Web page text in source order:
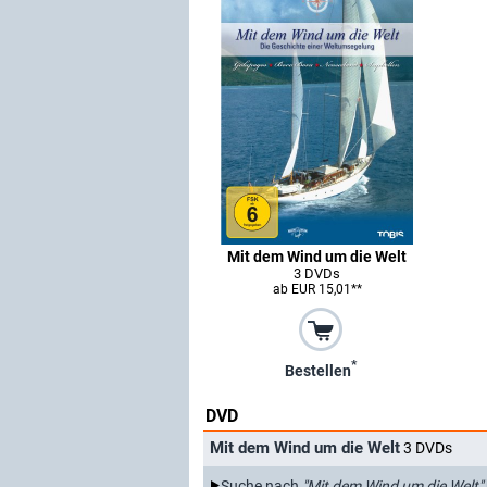
Mit dem Wind um die Welt
3 DVDs
ab EUR 15,01**
Bestellen*
DVD
Mit dem Wind um die Welt3 DVDs